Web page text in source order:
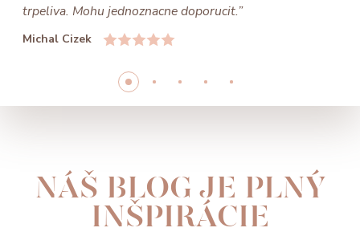
trpeliva. Mohu jednoznacne doporucit.”
Michal Cizek
NÁŠ BLOG JE PLNÝ
INŠPIRÁCIE